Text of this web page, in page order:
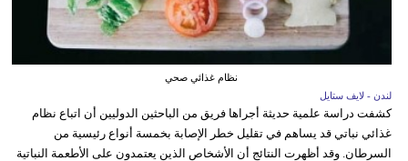
نظام غذائي صحي
لندن - لايف ستايل
كشفت دراسة علمية حديثة أجراها فريق من الباحثين الدوليين أن اتباع نظام
غذائي نباتي قد يساهم في تقليل خطر الإصابة بخمسة أنواع رئيسية من
السرطان. وقد أظهرت النتائج أن الأشخاص الذين يعتمدون على الأطعمة النباتية